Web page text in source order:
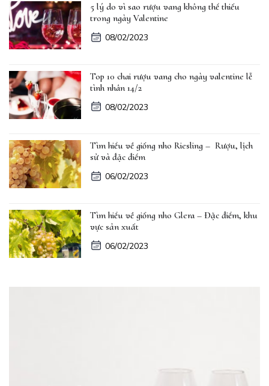
5 lý do vì sao rượu vang không thể thiếu
trong ngày Valentine
08/02/2023
Top 10 chai rượu vang cho ngày valentine lễ
tình nhân 14/2
08/02/2023
Tìm hiểu về giống nho Riesling – Rượu, lịch
sử và đặc điểm
06/02/2023
Tìm hiểu về giống nho Glera – Đặc điểm, khu
vực sản xuất
06/02/2023